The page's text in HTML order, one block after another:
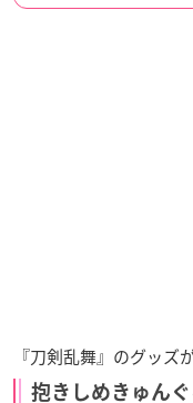
『刀剣乱舞』のグッズ
抱きしめきゅん